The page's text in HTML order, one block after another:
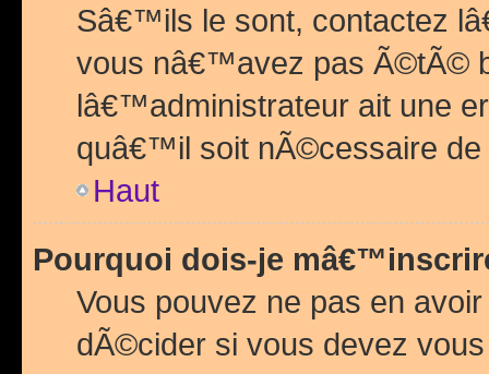
Sâ€™ils le sont, contactez
vous nâ€™avez pas Ã©tÃ©
lâ€™administrateur ait une
quâ€™il soit nÃ©cessaire de
Haut
Pourquoi dois-je
Vous pouvez ne pas en
dÃ©cider si vous devez